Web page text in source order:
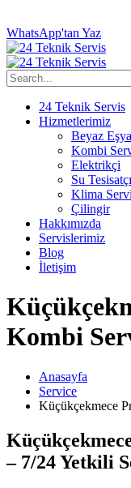
WhatsApp'tan Yaz
24 Teknik Servis
Hizmetlerimiz
Beyaz
Kombi
Elektrikçi
Su
Klima
Çilingir
Hakkımızda
Servislerimiz
Blog
İletişim
Kombi
Anasayfa
Service
Küçükçekmece
– 7/24 Yetkili